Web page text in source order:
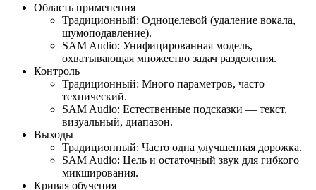
Область применения
Традиционный: Одноцелевой (удаление вокала,
шумоподавление).
SAM Audio: Унифицированная модель,
охватывающая множество задач разделения.
Контроль
Традиционный: Много параметров, часто
технический.
SAM Audio: Естественные подсказки — текст,
визуальный, диапазон.
Выходы
Традиционный: Часто одна улучшенная дорожка.
SAM Audio: Цель и остаточный звук для гибкого
микширования.
Кривая обучения